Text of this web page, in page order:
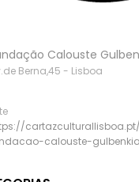
Calouste
Berna,45 - Lisboa
calouste-